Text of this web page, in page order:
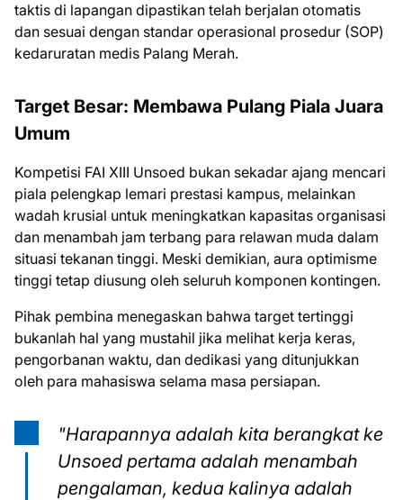
taktis di lapangan dipastikan telah berjalan otomatis
dan sesuai dengan standar operasional prosedur (SOP)
kedaruratan medis Palang Merah.
Target Besar: Membawa Pulang Piala Juara
Umum
Kompetisi FAI XIII Unsoed bukan sekadar ajang mencari
piala pelengkap lemari prestasi kampus, melainkan
wadah krusial untuk meningkatkan kapasitas organisasi
dan menambah jam terbang para relawan muda dalam
situasi tekanan tinggi. Meski demikian, aura optimisme
tinggi tetap diusung oleh seluruh komponen kontingen.
Pihak pembina menegaskan bahwa target tertinggi
bukanlah hal yang mustahil jika melihat kerja keras,
pengorbanan waktu, dan dedikasi yang ditunjukkan
oleh para mahasiswa selama masa persiapan.
"Harapannya adalah kita berangkat ke
Unsoed pertama adalah menambah
pengalaman, kedua kalinya adalah